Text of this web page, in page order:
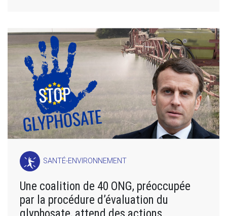
SANTÉ-ENVIRONNEMENT
Une coalition de 40 ONG, préoccupée
par la procédure d’évaluation du